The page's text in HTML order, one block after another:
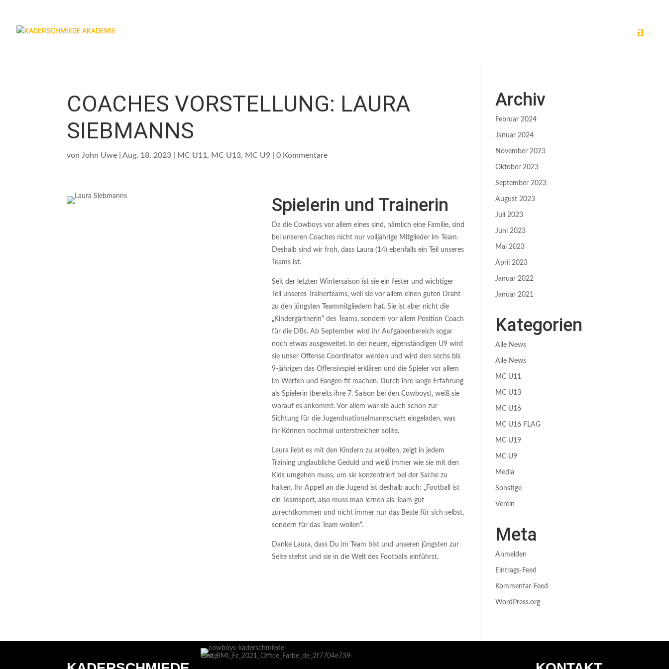
COACHES VORSTELLUNG: LAURA
SIEBMANNS
von John Uwe |Aug. 18, 2023 MC U11 , MC U13, MC U9 |0 Kommentare
Spielerin und Trainerin
Da die Cowboys vor allem eines sind, nämlich eine Familie, sind
bei unseren Coaches nicht nur volljährige Mitglieder im Team.
Deshalb sind wir froh, dass Laura (14) ebenfalls ein Teil unseres
Teams ist.
Seit der letzten Wintersaison ist sie ein fester und wichtiger
Teil unseres Trainerteams, weil sie vor allem einen guten Draht
zu den jüngsten Teammitgliedern hat. Sie ist aber nicht die
„Kindergärtnerin“ des Teams, sondern vor allem Position Coach
für die DBs. Ab September wird ihr Aufgabenbereich sogar
noch etwas ausgeweitet. In der neuen, eigenständigen U9 wird
sie unser Offense Coordinator werden und wird den sechs bis
9-jährigen das Offensivspiel erklären und die Spieler vor allem
im Werfen und Fangen fit machen. Durch ihre lange Erfahrung
als Spielerin (bereits ihre 7. Saison bei den Cowboys), weiß sie
worauf es ankommt. Vor allem war sie auch schon zur
Sichtung für die Jugendnationalmannschaft eingeladen, was
ihr Können nochmal unterstreichen sollte.
Laura liebt es mit den Kindern zu arbeiten, zeigt in jedem
Training unglaubliche Geduld und weiß immer wie sie mit den
Kids umgehen muss, um sie konzentriert bei der Sache zu
halten. Ihr Appell an die Jugend ist deshalb auch: „Football ist
ein Teamsport, also muss man lernen als Team gut
zurechtkommen und nicht immer nur das Beste für sich selbst,
sondern für das Team wollen“.
Danke Laura, dass Du im Team bist und unseren jüngsten zur
Seite stehst und sie in die Welt des Footballs einführst.
Archiv
Februar 2024
Januar 2024
November 2023
Oktober 2023
September 2023
August 2023
Juli 2023
Juni 2023
Mai 2023
April 2023
Januar 2022
Januar 2021
Kategorien
Alle News
Alle News
MC U11
MC U13
MC U16
MC U16 FLAG
MC U19
MC U9
Media
Sonstige
Verein
Meta
Anmelden
Eintrags-Feed
Kommentar-Feed
WordPress.org